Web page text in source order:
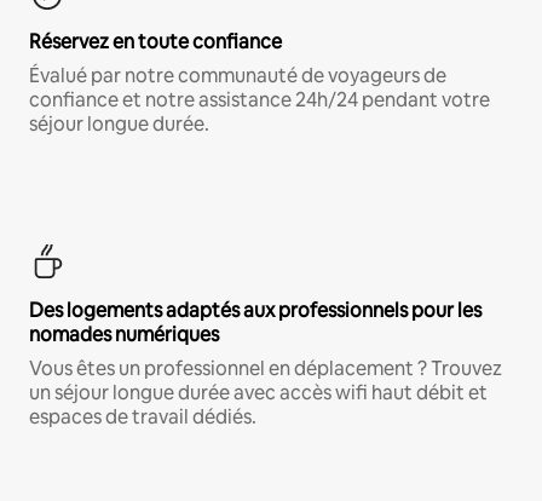
Réservez en toute confiance
Évalué par notre communauté de voyageurs de
confiance et notre assistance 24h/24 pendant votre
séjour longue durée.
Des logements adaptés aux professionnels pour les
nomades numériques
Vous êtes un professionnel en déplacement ? Trouvez
un séjour longue durée avec accès wifi haut débit et
espaces de travail dédiés.